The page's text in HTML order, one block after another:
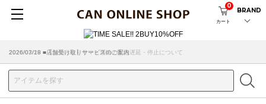
カート
0
BRAND
2026/07/29 ■【お知らせ】ヤマト運輸の配送遅延・停止について
2026/03/18 ■店舗受け取りサービスのご案内